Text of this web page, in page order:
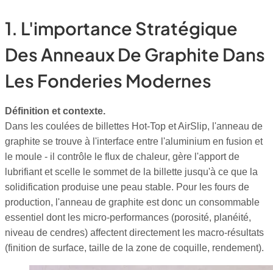
1. L'importance Stratégique
Des Anneaux De Graphite Dans
Les Fonderies Modernes
Définition et contexte.
Dans les coulées de billettes Hot-Top et AirSlip, l'anneau de
graphite se trouve à l'interface entre l'aluminium en fusion et
le moule - il contrôle le flux de chaleur, gère l'apport de
lubrifiant et scelle le sommet de la billette jusqu'à ce que la
solidification produise une peau stable. Pour les fours de
production, l'anneau de graphite est donc un consommable
essentiel dont les micro-performances (porosité, planéité,
niveau de cendres) affectent directement les macro-résultats
(finition de surface, taille de la zone de coquille, rendement).